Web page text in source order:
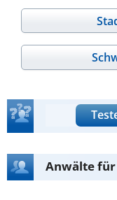
Anwälte für